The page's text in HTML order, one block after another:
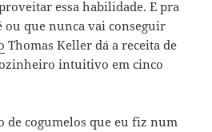
essa habilidade. E pra
ou que nunca vai conseguir
Thomas Keller dá a receita de
intuitivo em cinco
de cogumelos que eu fiz num